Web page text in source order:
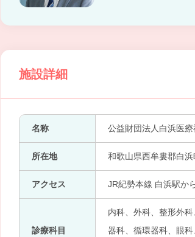
施設詳細
名称 公益財団法人白浜医
所在地 和歌山県西牟婁郡白
アクセス JR紀勢本線 白浜駅か
診療科目
内科、外科、整形外
器科、循環器科、眼